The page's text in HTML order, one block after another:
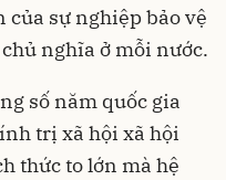
sự nghiệp bảo vệ
nghĩa ở mỗi nước.
số năm quốc gia
trị xã hội xã hội
thức to lớn mà hệ